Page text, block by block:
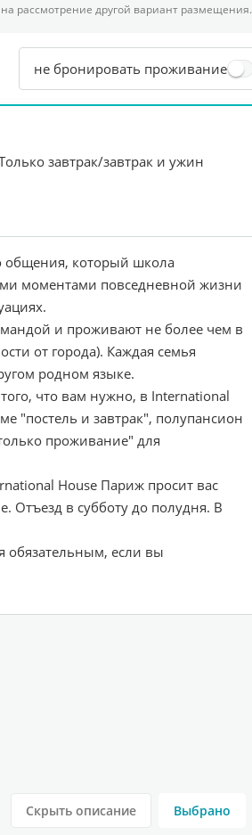
рассмотрение другой вариант размещения.
не бронировать проживание
завтрак/завтрак и ужин
общения, который школа
моментами повседневной жизни
и проживают не более чем в
от города). Каждая семья
родном языке.
что вам нужно, в International
"постель и завтрак", полупансион
проживание" для
House Париж просит вас
Отъезд в субботу до полудня. В
обязательным, если вы
Выбрано
Скрыть описание